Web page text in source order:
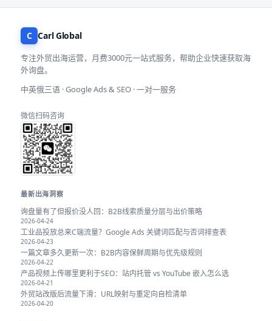
C Carl Global
专注外贸出海运营，月费3000元一站式服务，帮助企业快速获取海
外询盘。
中英俄三语 · Google Ads & SEO · 一对一服务
微信扫码咨询
最新出海洞察
询盘量有了但报价没人回：B2B线索质量分层与出价策略
2026-04-24
工业品投放总来C端流量？Google Ads 关键词匹配与否词排查表
2026-04-23
一篇文章多久更新一次：B2B内容保鲜周期与优先级规则
2026-04-22
产品视频上传哪里更利于SEO：站内托管 vs YouTube 嵌入怎么选
2026-04-21
外贸站改版后流量下滑：URL映射与重定向自检清单
2026-04-20